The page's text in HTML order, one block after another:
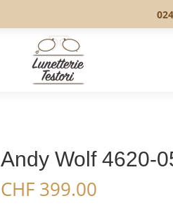
Andy Wolf 4620-
CHF 399.00